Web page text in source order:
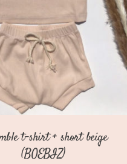
PRODUIT
A
LES
PEUVENT
LA
PAGE
t-shirt + short beige
(BOEBIZ)